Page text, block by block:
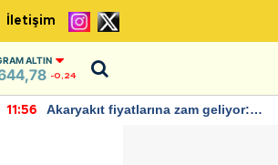
İletişim
ALTIN
-0,24
11:56
Akaryakıt fiyatlarına zam geliyor: